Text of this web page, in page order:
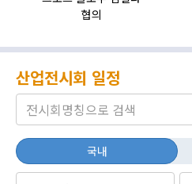
협의
산업전시회 일정
국내